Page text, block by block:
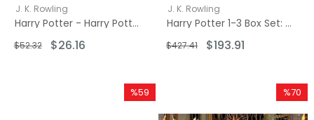
J. K. Rowling
Harry Potter - Harry Potter Cep Kitapları
$26.16
$52.32
J. K. Rowling
Harry Potter 1-3 Box Set: MinaLima Edition
$193.91
$427.41
%59
%70